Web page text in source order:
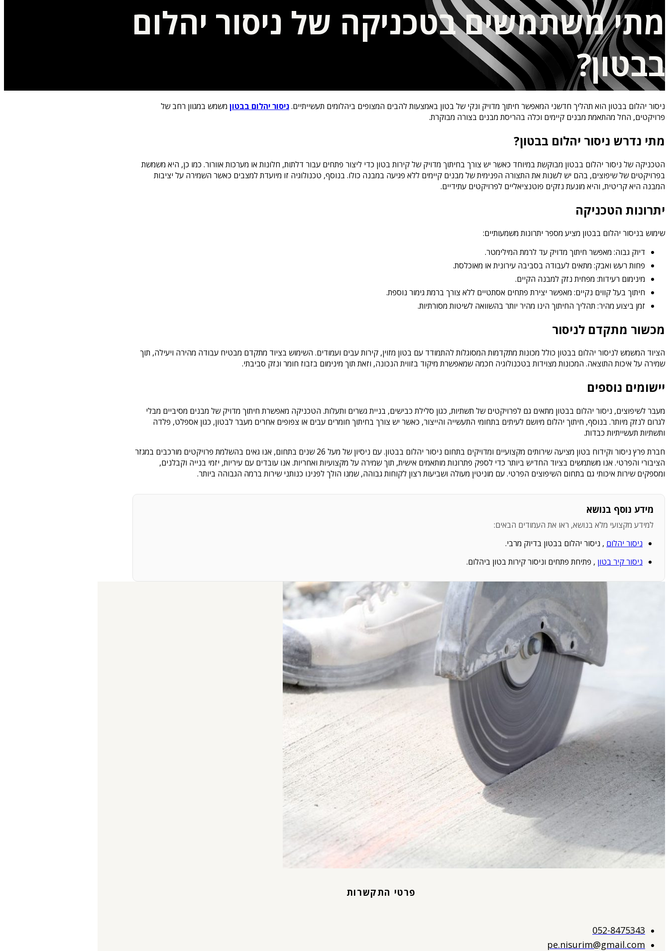
מתי משתמשים בטכניקה של ניסור יהלום
בבטון?
ניסור יהלום בבטון הוא תהליך חדשני המאפשר חיתוך מדויק ונקי של בטון באמצעות להבים המצופים ביהלומים תעשייתיים.ניסור יהלום בבטון משמש במגוון רחב של
פרויקטים, החל מהתאמת מבנים קיימים וכלה בהריסת מבנים בצורה מבוקרת.
מתי נדרש ניסור יהלום בבטון?
הטכניקה של ניסור יהלום בבטון מבוקשת במיוחד כאשר יש צורך בחיתוך מדויק של קירות בטון כדי ליצור פתחים עבור דלתות, חלונות או מערכות אוורור. כמו כן, היא משמשת
בפרויקטים של שיפוצים, בהם יש לשנות את התצורה הפנימית של מבנים קיימים ללא פגיעה במבנה כולו. בנוסף, טכנולוגיה זו מיועדת למצבים כאשר השמירה על יציבות
המבנה היא קריטית, והיא מונעת נזקים פוטנציאליים לפרויקטים עתידיים.
יתרונות הטכניקה
שימוש בניסור יהלום בבטון מציע מספר יתרונות משמעותיים:
דיוק גבוה: מאפשר חיתוך מדויק עד לרמת המילימטר.
פחות רעש ואבק: מתאים לעבודה בסביבה עירונית או מאוכלסת.
מינימום רעידות: מפחית נזק למבנה הקיים.
חיתוך בעל קווים נקיים: מאפשר יצירת פתחים אסתטיים ללא צורך ברמת גימור נוספת.
זמן ביצוע מהיר: תהליך החיתוך הינו מהיר יותר בהשוואה לשיטות מסורתיות.
מכשור מתקדם לניסור
הציוד המשמש לניסור יהלום בבטון כולל מכונות מתקדמות המסוגלות להתמודד עם בטון מזוין, קירות עבים ועמודים. השימוש בציוד מתקדם מבטיח עבודה מהירה ויעילה, תוך
שמירה על איכות התוצאה. המכונות מצוידות בטכנולוגיה חכמה שמאפשרת מיקוד בזווית הנכונה, וזאת תוך מינימום בזבוז חומר ונזק סביבתי.
יישומים נוספים
מעבר לשיפוצים, ניסור יהלום בבטון מתאים גם לפרויקטים של תשתיות, כגון סלילת כבישים, בניית גשרים ותעלות. הטכניקה מאפשרת חיתוך מדויק של מבנים מסיביים מבלי
לגרום לנזק מיותר. בנוסף, חיתוך יהלום מיושם לעיתים בתחומי התעשייה והייצור, כאשר יש צורך בחיתוך חומרים עבים או צפופים אחרים מעבר לבטון, כגון אספלט, פלדה
ותשתיות תעשייתיות כבדות.
חברת פרץ ניסור וקידוח בטון מציעה שירותים מקצועיים ומדויקים בתחום ניסור יהלום בבטון. עם ניסיון של מעל 26 שנים בתחום, אנו גאים בהשלמת פרויקטים מורכבים במגזר
הציבורי והפרטי. אנו משתמשים בציוד החדיש ביותר כדי לספק פתרונות מותאמים אישית, תוך שמירה על מקצועיות ואחריות. אנו עובדים עם עיריות, יזמי בנייה וקבלנים,
ומספקים שירות איכותי גם בתחום השיפוצים הפרטי. עם מוניטין מעולה ושביעות רצון לקוחות גבוהה, שמנו הולך לפנינו כנותני שירות ברמה הגבוהה ביותר.
מידע נוסף בנושא
למידע מקצועי מלא בנושא, ראו את העמודים הבאים:
ניסור יהלום , ניסור יהלום בבטון בדיוק מרבי.
ניסור קיר בטון , פתיחת פתחים וניסור קירות בטון ביהלום.
פרטי התקשרות
052-8475343
pe.nisurim@gmail.com